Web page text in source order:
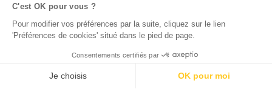
C'est OK pour vous ?
Pour modifier vos préférences par la suite, cliquez sur le lien
'Préférences de cookies' situé dans le pied de page.
Consentements certifiés par
Je choisis OK pour moi